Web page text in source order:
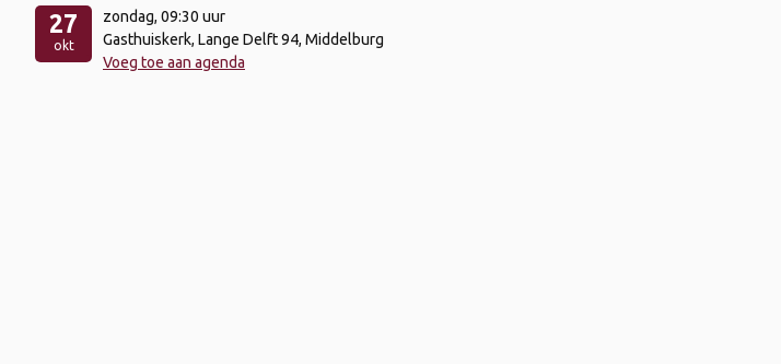
27
okt
zondag, 09:30 uur
Gasthuiskerk, Lange Delft 94, Middelburg
Voeg toe aan agenda